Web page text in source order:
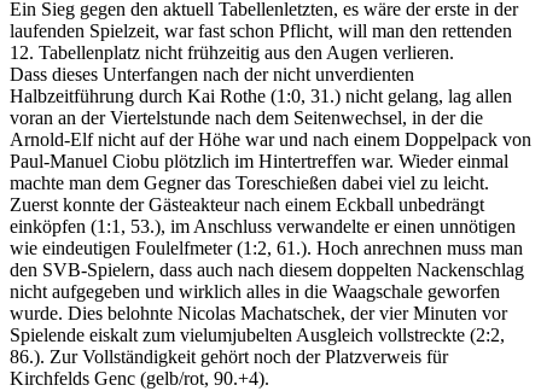
Ein Sieg gegen den aktuell Tabellenletzten, es wäre der erste in der
laufenden Spielzeit, war fast schon Pflicht, will man den rettenden
12. Tabellenplatz nicht frühzeitig aus den Augen verlieren.
Dass dieses Unterfangen nach der nicht unverdienten
Halbzeitführung durch Kai Rothe (1:0, 31.) nicht gelang, lag allen
voran an der Viertelstunde nach dem Seitenwechsel, in der die
Arnold-Elf nicht auf der Höhe war und nach einem Doppelpack von
Paul-Manuel Ciobu plötzlich im Hintertreffen war. Wieder einmal
machte man dem Gegner das Toreschießen dabei viel zu leicht.
Zuerst konnte der Gästeakteur nach einem Eckball unbedrängt
einköpfen (1:1, 53.), im Anschluss verwandelte er einen unnötigen
wie eindeutigen Foulelfmeter (1:2, 61.). Hoch anrechnen muss man
den SVB-Spielern, dass auch nach diesem doppelten Nackenschlag
nicht aufgegeben und wirklich alles in die Waagschale geworfen
wurde. Dies belohnte Nicolas Machatschek, der vier Minuten vor
Spielende eiskalt zum vielumjubelten Ausgleich vollstreckte (2:2,
86.). Zur Vollständigkeit gehört noch der Platzverweis für
Kirchfelds Genc (gelb/rot, 90.+4).